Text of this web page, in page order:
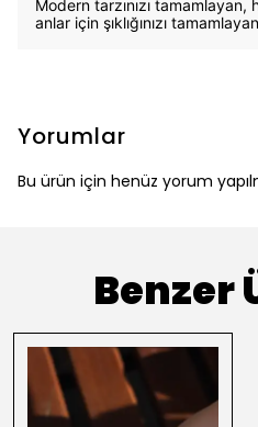
Modern tarzınızı
anlar için şıklığınızı
Yorumlar
Bu ürün için henüz yorum
Benzer